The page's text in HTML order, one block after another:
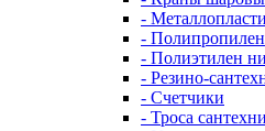
-
- Полипропилен
- Полиэтилен
- Резино-
- Счетчики
- Троса